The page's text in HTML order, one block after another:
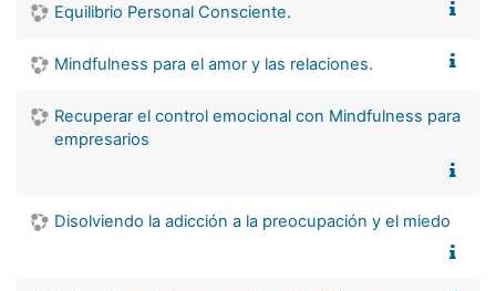
Equilibrio Personal Consciente.
Mindfulness para el amor y las relaciones.
Recuperar el control emocional con Mindfulness para
empresarios
Disolviendo la adicción a la preocupación y el miedo